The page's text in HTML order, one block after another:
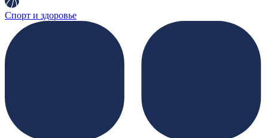
Спорт и здоровье